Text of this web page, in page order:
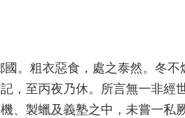
。粗衣惡食，處之泰然。冬不
，至丙夜乃休。所言無一非經
、製蠟及義塾之中，未嘗一私